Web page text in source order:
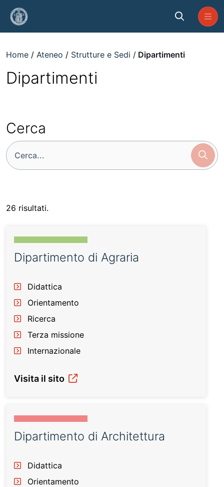
Skip to Main Content
Home Ateneo Strutture e Sedi Dipartimenti
Dipartimenti
Cerca
Cerca
icon
26 risultati.
Dipartimento di Agraria
Didattica
Orientamento
Ricerca
Terza missione
Internazionale
Visita il sito
Dipartimento di Architettura
Didattica
Orientamento